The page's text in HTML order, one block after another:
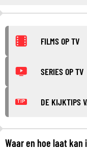
FILMS OP TV
SERIES OP TV
TIP DE KIJKTIPS
Waar en hoe laat